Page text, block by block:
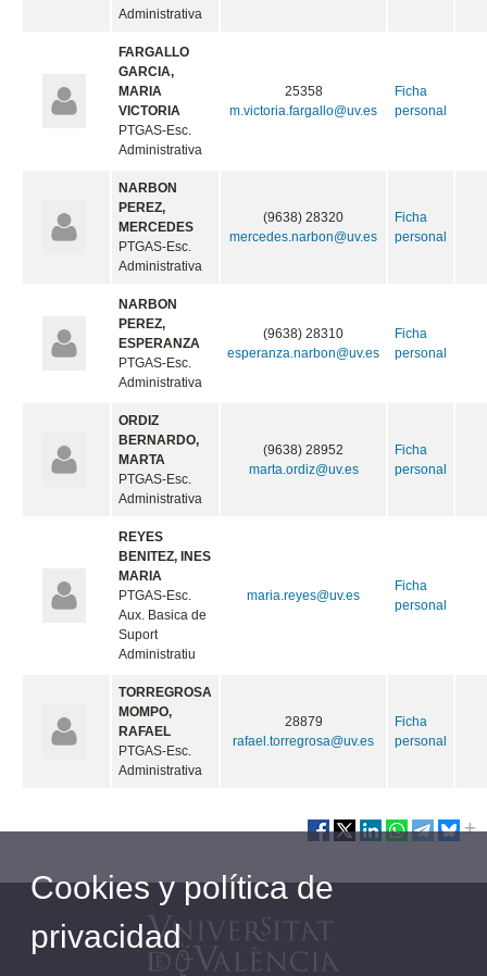
Administrativa
FARGALLO
GARCIA,
MARIA
VICTORIA
PTGAS-Esc.
Administrativa
25358
m.victoria.fargallo@uv.es
Ficha
personal
NARBON
PEREZ,
MERCEDES
PTGAS-Esc.
Administrativa
(9638) 28320
mercedes.narbon@uv.es
Ficha
personal
NARBON
PEREZ,
ESPERANZA
PTGAS-Esc.
Administrativa
(9638) 28310
esperanza.narbon@uv.es
Ficha
personal
ORDIZ
BERNARDO,
MARTA
PTGAS-Esc.
Administrativa
(9638) 28952
marta.ordiz@uv.es
Ficha
personal
REYES
BENITEZ, INES
MARIA
PTGAS-Esc.
Aux. Basica de
Suport
Administratiu
maria.reyes@uv.es
Ficha
personal
TORREGROSA
MOMPO,
RAFAEL
PTGAS-Esc.
Administrativa
28879
rafael.torregrosa@uv.es
Ficha
personal
Cookies y política de
privacidad